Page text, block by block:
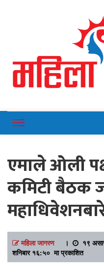
एमाले ओली
कमिटी बैठक
महिला जागरण।
१९
शनिबार १६:५० मा प्रकाशित